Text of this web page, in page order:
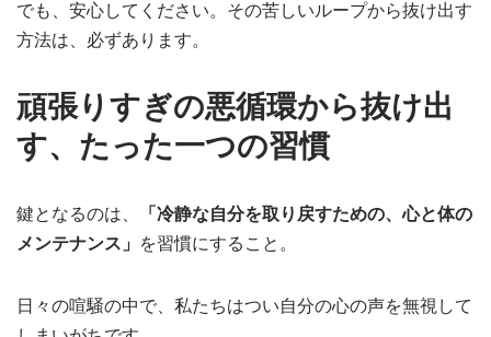
でも、安心してください。その苦しいループから抜け出す
方法は、必ずあります。
頑張りすぎの悪循環から抜け出
す、たった一つの習慣
鍵となるのは、
「冷静な自分を取り戻すための、心と体の
メンテナンス」 を習慣にすること。
日々の喧騒の中で、私たちはつい自分の心の声を無視して